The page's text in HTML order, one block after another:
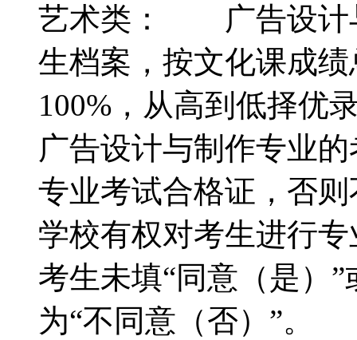
艺术类： 广告设计
生档案，按文化课成
100%，从高到低择
广告设计与制作专业
专业考试合格证，否
学校有权对考生进行
考生未填“同意（是）
为“不同意（否）”